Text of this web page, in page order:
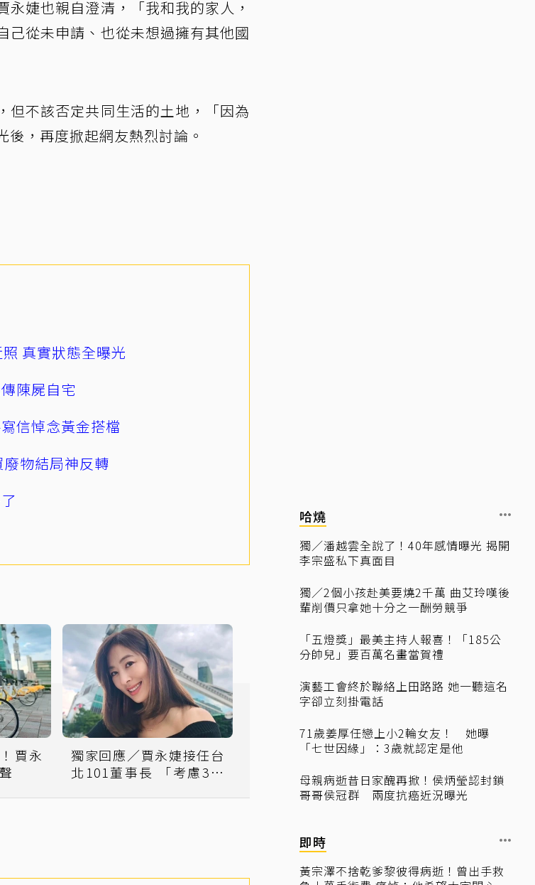
婕也親自澄清，「我和我的家人，
己從未申請、也從未想過擁有其他國
但不該否定共同生活的土地，「因為
，再度掀起網友熱烈討論。
真實狀態全曝光
陳屍自宅
信悼念黃金搭檔
物結局神反轉
賈永
獨家回應／賈永婕接任台
北101董事長 「考慮3天
哈燒
獨／潘越雲全說了！40年感情曝光 揭開
李宗盛私下真面目
獨／2個小孩赴美要燒2千萬 曲艾玲嘆後
輩削價只拿她十分之一酬勞競爭
「五燈獎」最美主持人報喜！「185公
分帥兒」要百萬名畫當賀禮
演藝工會終於聯絡上田路路 她一聽這名
字卻立刻掛電話
71歲姜厚任戀上小2輪女友！ 她曝
「七世因緣」：3歲就認定是他
母親病逝昔日家醜再掀！侯炳瑩認封鎖
哥哥侯冠群 兩度抗癌近況曝光
即時
黃宗澤不捨乾爹黎彼得病逝！曾出手救